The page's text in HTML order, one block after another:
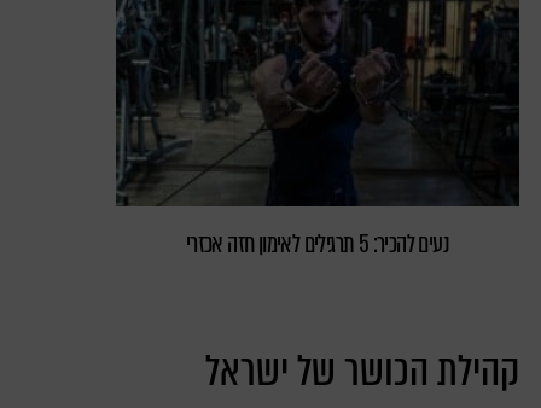
נעים להכיר: 5 תרגילים לאימון חזה אכזרי
קהילת הכושר של ישראל